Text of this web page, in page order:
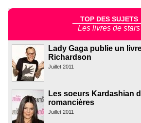
TOP DES SUJETS
Les livres de stars
Lady Gaga publie un
Richardson
Juillet 2011
Les soeurs Kardashian
romancières
Juillet 2011